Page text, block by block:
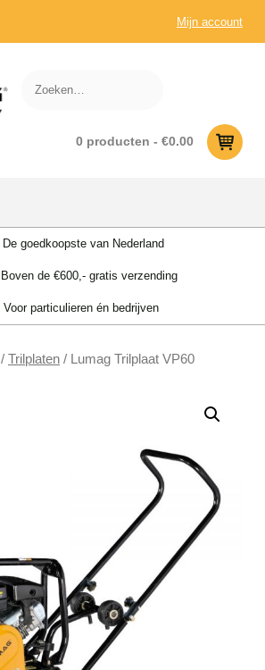
Mijn account
0 producten - €0.00
De goedkoopste van Nederland
Boven de €600,- gratis verzending
Voor particulieren én bedrijven
/ Trilplaten / Lumag Trilplaat VP60